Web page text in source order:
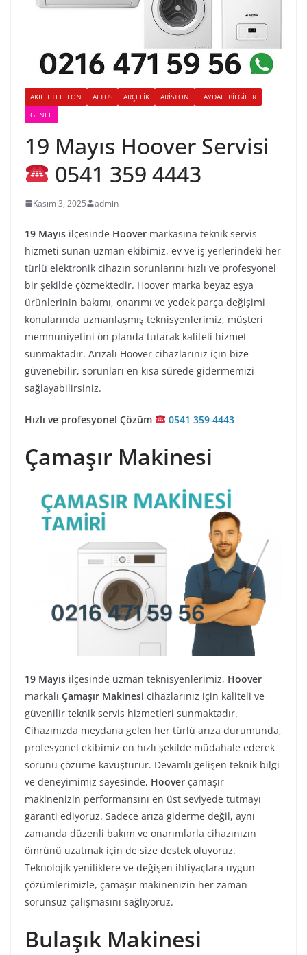
AKILLI TELEFON ALTUS ARÇELIK ARISTON
FAYDALI BILGILER
GENEL
19 Mayıs Hoover Servisi
0541 359 4443
Kasım 3, 2025 admin
19 Mayıs ilçesinde Hoover markasına teknik servis
hizmeti sunan uzman ekibimiz, ev ve iş yerlerindeki her
türlü elektronik cihazın sorunlarını hızlı ve profesyonel
bir şekilde çözmektedir. Hoover marka beyaz eşya
ürünlerinin bakımı, onarımı ve yedek parça değişimi
konularında uzmanlaşmış teknisyenlerimiz, müşteri
memnuniyetini ön planda tutarak kaliteli hizmet
sunmaktadır. Arızalı Hoover cihazlarınız için bize
güvenebilir, sorunları en kısa sürede gidermemizi
sağlayabilirsiniz.
Hızlı ve profesyonel Çözüm 0541 359 4443
Çamaşır Makinesi
19 Mayıs ilçesinde uzman teknisyenlerimiz, Hoover
markalı Çamaşır Makinesi cihazlarınız için kaliteli ve
güvenilir teknik servis hizmetleri sunmaktadır.
Cihazınızda meydana gelen her türlü arıza durumunda,
profesyonel ekibimiz en hızlı şekilde müdahale ederek
sorunu çözüme kavuşturur. Devamlı gelişen teknik bilgi
ve deneyimimiz sayesinde, Hoover çamaşır
makinenizin performansını en üst seviyede tutmayı
garanti ediyoruz. Sadece arıza giderme değil, aynı
zamanda düzenli bakım ve onarımlarla cihazınızın
ömrünü uzatmak için de size destek oluyoruz.
Teknolojik yeniliklere ve değişen ihtiyaçlara uygun
çözümlerimizle, çamaşır makinenizin her zaman
sorunsuz çalışmasını sağlıyoruz.
Bulaşık Makinesi